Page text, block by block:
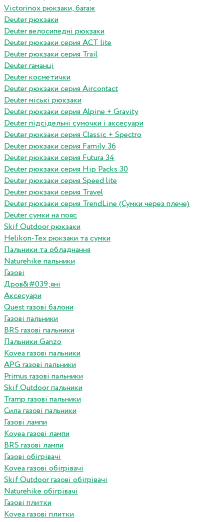
Victorinox рюкзаки, багаж
Deuter рюкзаки
Deuter велосипедні рюкзаки
Deuter рюкзаки серия ACT lite
Deuter рюкзаки серия Trail
Deuter гаманці
Deuter косметички
Deuter рюкзаки серия Aircontact
Deuter міські рюкзаки
Deuter рюкзаки серия Alpine + Gravity
Deuter підсідельні сумочки і аксесуари
Deuter рюкзаки серия Classic + Spectro
Deuter рюкзаки серия Family 36
Deuter рюкзаки серия Futura 34
Deuter рюкзаки серия Hip Packs 30
Deuter рюкзаки серия Speed lite
Deuter рюкзаки серия Travel
Deuter рюкзаки серия TrendLine (Сумки через плече)
Deuter сумки на пояс
Skif Outdoor рюкзаки
Helikon-Tex рюкзаки та сумки
Пальники та обладнання
Naturehike пальники
Газові
Дров&#039;яні
Аксесуари
Quest газові балони
Газові пальники
BRS газові пальники
Пальники Ganzo
Kovea газові пальники
APG газові пальники
Primus газові пальники
Skif Outdoor пальники
Tramp газові пальники
Сила газові пальники
Газові лампи
Kovea газові лампи
BRS газові лампи
Газові обігрівачі
Kovea газові обігрівачі
Skif Outdoor газові обігрівачі
Naturehike обігрівачі
Газові плитки
Kovea газові плитки